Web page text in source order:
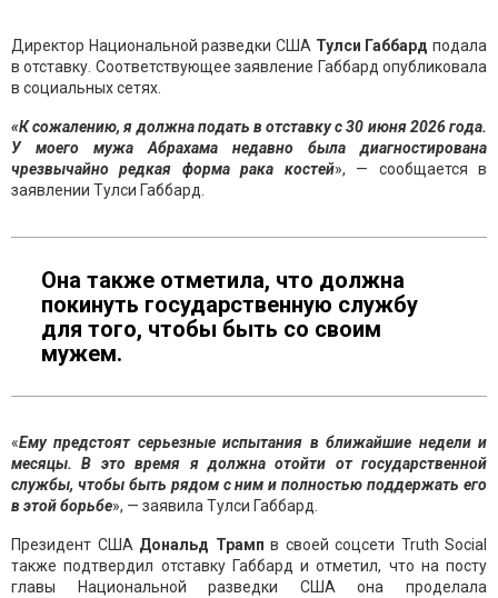
Директор Национальной разведки США Тулси Габбард подала
в отставку. Соответствующее заявление Габбард опубликовала
в социальных сетях.
«К сожалению, я должна подать в отставку с 30 июня 2026 года.
У моего мужа Абрахама недавно была диагностирована
чрезвычайно редкая форма рака костей», — сообщается в
заявлении Тулси Габбард.
Она также отметила, что должна
покинуть государственную службу
для того, чтобы быть со своим
мужем.
«Ему предстоят серьезные испытания в ближайшие недели и
месяцы. В это время я должна отойти от государственной
службы, чтобы быть рядом с ним и полностью поддержать его
в этой борьбе», — заявила Тулси Габбард.
Президент США Дональд Трамп в своей соцсети Truth Social
также подтвердил отставку Габбард и отметил, что на посту
главы Национальной разведки США она проделала